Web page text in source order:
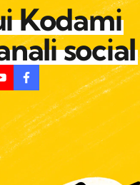
Kodami
social